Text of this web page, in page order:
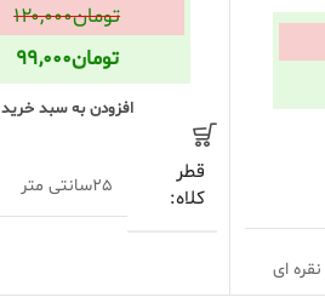
نقره ای
تومان۱۲۰,۰۰۰
تومان۹۹,۰۰۰
افزودن به سبد خرید
قطر
کلاه
۲۵سانتی متر